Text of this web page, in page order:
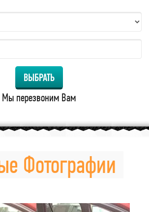
ВЫБРАТЬ
Мы перезвоним Вам
Фотографии